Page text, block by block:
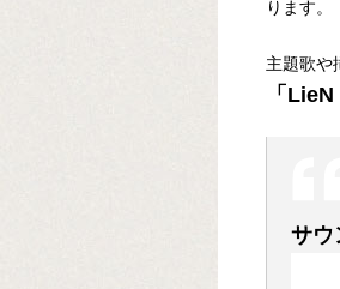
ります。
主題歌や
「
サウ